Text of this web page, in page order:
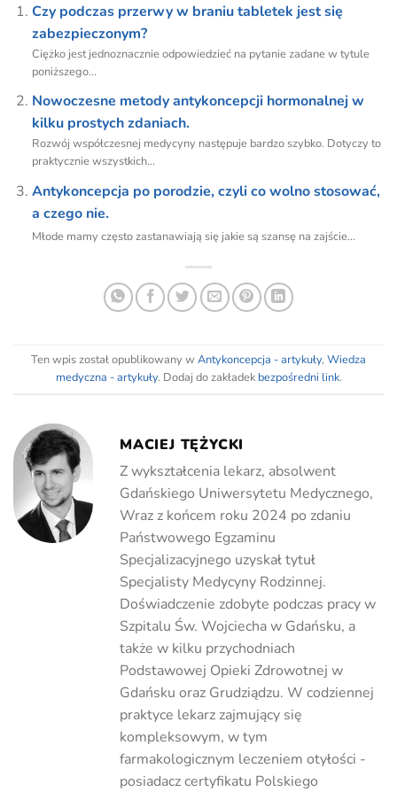
Czy podczas przerwy w braniu tabletek jest się
zabezpieczonym?
Ciężko jest jednoznacznie odpowiedzieć na pytanie zadane w tytule
poniższego...
Nowoczesne metody antykoncepcji hormonalnej w
kilku prostych zdaniach.
Rozwój współczesnej medycyny następuje bardzo szybko. Dotyczy to
praktycznie wszystkich...
Antykoncepcja po porodzie, czyli co wolno stosować,
a czego nie.
Młode mamy często zastanawiają się jakie są szansę na zajście...
Ten wpis został opublikowany w Antykoncepcja - artykuły, Wiedza
medyczna - artykuły. Dodaj do zakładek bezpośredni link.
MACIEJ TĘŻYCKI
Z wykształcenia lekarz, absolwent
Gdańskiego Uniwersytetu Medycznego,
Wraz z końcem roku 2024 po zdaniu
Państwowego Egzaminu
Specjalizacyjnego uzyskał tytuł
Specjalisty Medycyny Rodzinnej.
Doświadczenie zdobyte podczas pracy w
Szpitalu Św. Wojciecha w Gdańsku, a
także w kilku przychodniach
Podstawowej Opieki Zdrowotnej w
Gdańsku oraz Grudziądzu. W codziennej
praktyce lekarz zajmujący się
kompleksowym, w tym
farmakologicznym leczeniem otyłości -
posiadacz certyfikatu Polskiego